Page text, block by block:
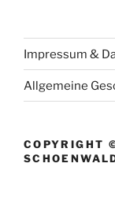
Impressum &
Allgemeine
COPYRIGHT